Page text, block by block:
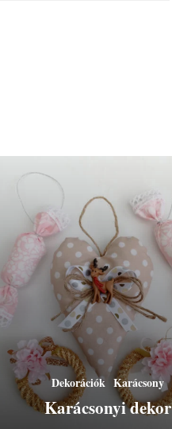
Dekorációk Karácsony
Karácsonyi dekor